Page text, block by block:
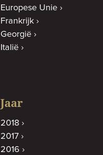
Europese Unie
Frankrijk
Georgië
Italië
Jaar
2018
2017
2016